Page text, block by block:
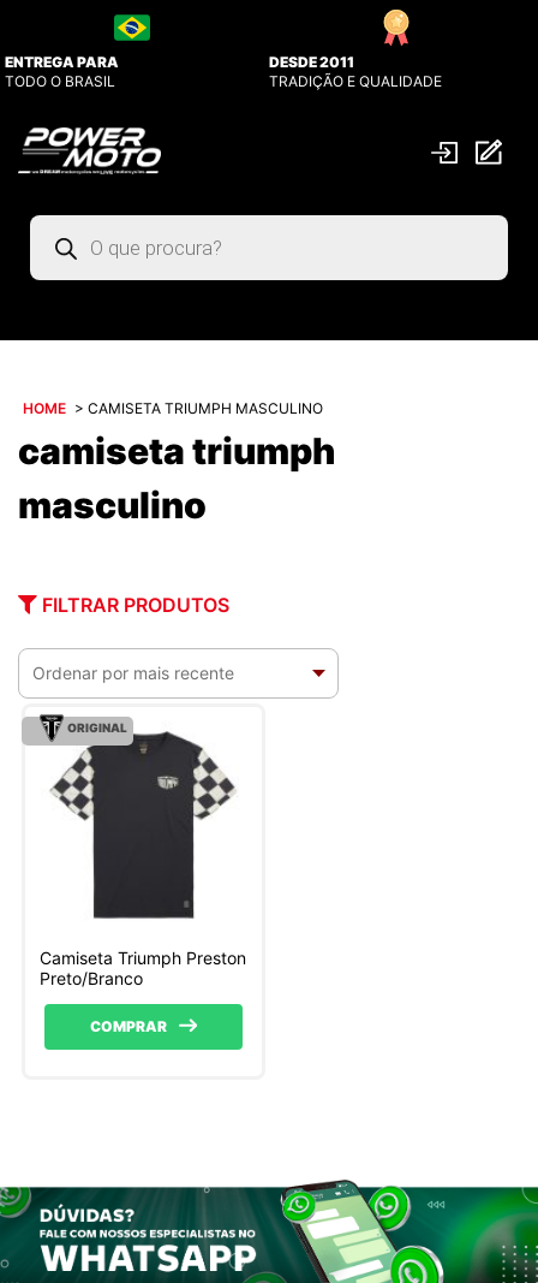
ENTREGA PARA
TODO O BRASIL
DESDE 2011
TRADIÇÃO E QUALIDADE
Pesquisar
produtos
HOME > CAMISETA TRIUMPH MASCULINO
camiseta triumph
masculino
FILTRAR PRODUTOS
ORIGINAL
Camiseta Triumph Preston
Preto/Branco
COMPRAR